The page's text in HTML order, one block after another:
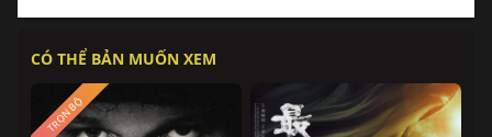
CÓ THỂ BẢN MUỐN XEM
TRỌN BỘ